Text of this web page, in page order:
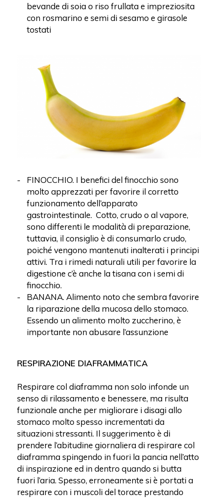
bevande di soia o riso frullata e impreziosita
con rosmarino e semi di sesamo e girasole
tostati
FINOCCHIO. I benefici del finocchio sono
molto apprezzati per favorire il corretto
funzionamento dell’apparato
gastrointestinale. Cotto, crudo o al vapore,
sono differenti le modalità di preparazione,
tuttavia, il consiglio è di consumarlo crudo,
poiché vengono mantenuti inalterati i principi
attivi. Tra i rimedi naturali utili per favorire la
digestione c’è anche la tisana con i semi di
finocchio.
BANANA. Alimento noto che sembra favorire
la riparazione della mucosa dello stomaco.
Essendo un alimento molto zuccherino, è
importante non abusare l’assunzione
RESPIRAZIONE DIAFRAMMATICA
Respirare col diaframma non solo infonde un
senso di rilassamento e benessere, ma risulta
funzionale anche per migliorare i disagi allo
stomaco molto spesso incrementati da
situazioni stressanti. Il suggerimento è di
prendere l’abitudine giornaliera di respirare col
diaframma spingendo in fuori la pancia nell’atto
di inspirazione ed in dentro quando si butta
fuori l’aria. Spesso, erroneamente si è portati a
respirare con i muscoli del torace prestando